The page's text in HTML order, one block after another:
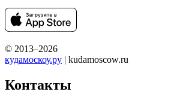
© 2013–2026
кудамоскоу.ру | kudamoscow.ru
Контакты